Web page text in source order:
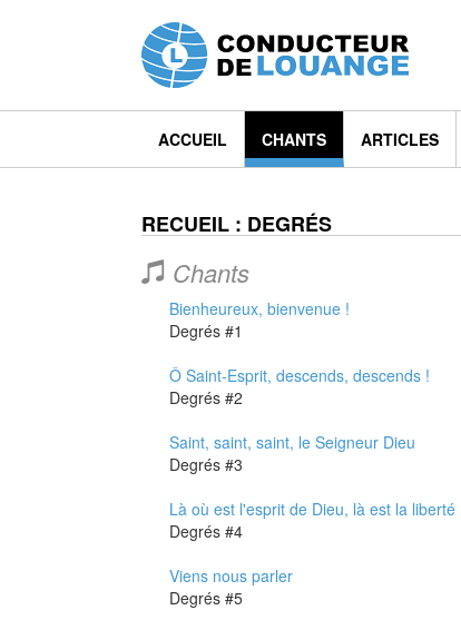
ACCUEIL CHANTS ARTICLES
RECUEIL : DEGRÉS
Chants
Bienheureux, bienvenue !
Degrés #1
Ô Saint-Esprit, descends, descends !
Degrés #2
Saint, saint, saint, le Seigneur Dieu
Degrés #3
Là où est l'esprit de Dieu, là est la liberté
Degrés #4
Viens nous parler
Degrés #5